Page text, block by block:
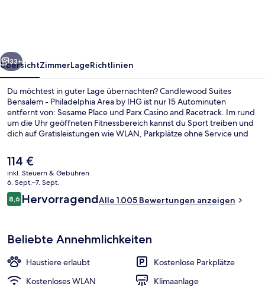
by
IHG
Weiter
33+
ÜbersichtZimmerLageRichtlinien
Du möchtest in guter Lage übernachten? Candlewood Suites
Bensalem - Philadelphia Area by IHG ist nur 15 Autominuten
entfernt von: Sesame Place und Parx Casino and Racetrack. Im rund
um die Uhr geöffneten Fitnessbereich kannst du Sport treiben und
dich auf Gratisleistungen wie WLAN, Parkplätze ohne Service und
hilfsbereite Personal.
Der
aktuelle
Preis
beträgt
114 €.
114 €
inkl. Steuern & Gebühren
6. Sept.–7. Sept.
Bewertungen
8,68,6 von 10.
HervorragendAlle 1.005 Bewertungen anzeigen
Beliebte Annehmlichkeiten
Haustiere erlaubt
Kostenlose Parkplätze
Kostenloses WLAN
Klimaanlage